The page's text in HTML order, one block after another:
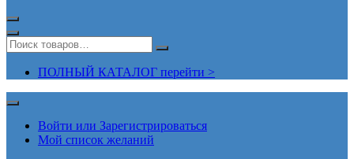
ПОЛНЫЙ КАТАЛОГ перейти >
Войти или Зарегистрироваться
Мой список желаний